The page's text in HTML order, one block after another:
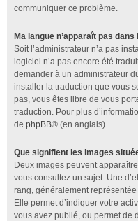
communiquer ce problème.
Ma langue n’apparaît pas dans
Soit l’administrateur n’a pas
logiciel n’a pas encore été
demander à un administrateur
installer la traduction que vous
pas, vous êtes libre de vous
traduction. Pour plus
de phpBB® (en anglais).
Que signifient les images
Deux images peuvent
vous consultez un sujet. Une
rang, généralement
Elle permet d’indiquer votre
vous avez publié, ou permet de